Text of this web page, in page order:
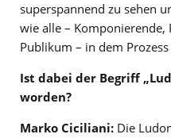
superspannend zu sehen
wie alle –
Publikum – in dem
Ist dabei der Begriff
worden?
Marko Ciciliani: Die